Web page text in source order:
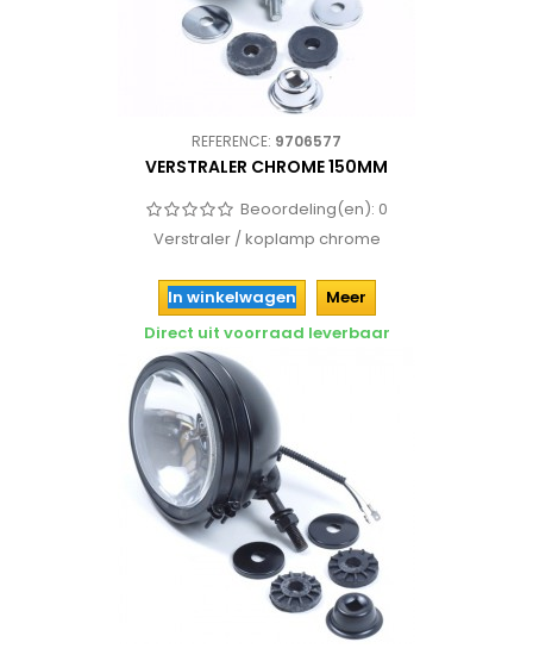
REFERENCE: 9706577
VERSTRALER CHROME 150MM
Beoordeling(en): 0
Verstraler / koplamp chrome
In winkelwagen
Meer
Direct uit voorraad leverbaar